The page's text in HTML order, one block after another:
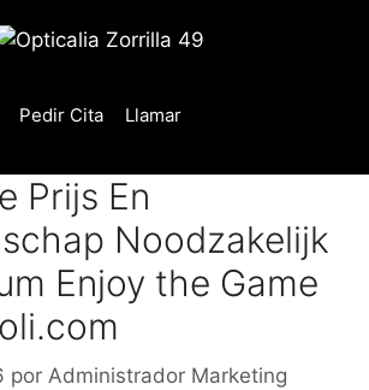
Pedir Cita Llamar
Prijs En
Noodzakelijk
Enjoy the Game
por Administrador Marketing